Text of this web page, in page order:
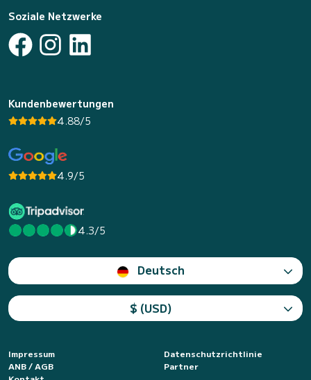
Soziale Netzwerke
Kundenbewertungen
4.88/5
4.9/5
4.3/5
Deutsch
$ (USD)
Impressum
Datenschutzrichtlinie
ANB / AGB
Partner